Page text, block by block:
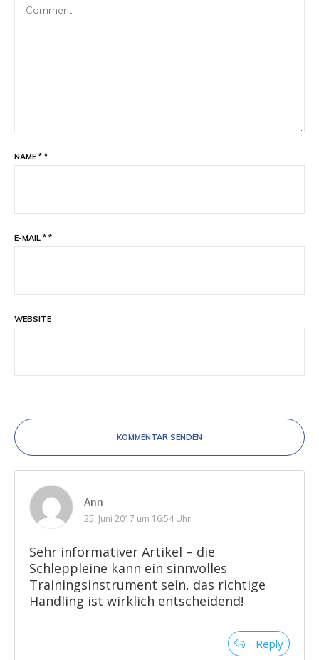
NAME * *
E-MAIL * *
WEBSITE
KOMMENTAR SENDEN
Ann
25. Juni 2017 um 16:54 Uhr
Sehr informativer Artikel – die
Schleppleine kann ein sinnvolles
Trainingsinstrument sein, das richtige
Handling ist wirklich entscheidend!
Reply